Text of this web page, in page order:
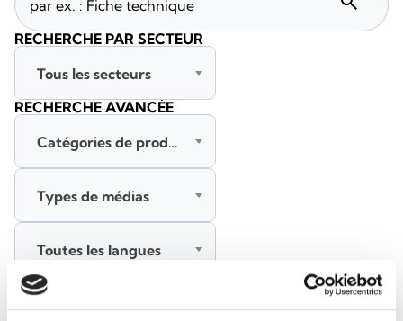
RECHERCHE PAR SECTEUR
Tous les secteurs
RECHERCHE AVANCÉE
Catégories de produits
Types de médias
Toutes les langues
RECHERCHER